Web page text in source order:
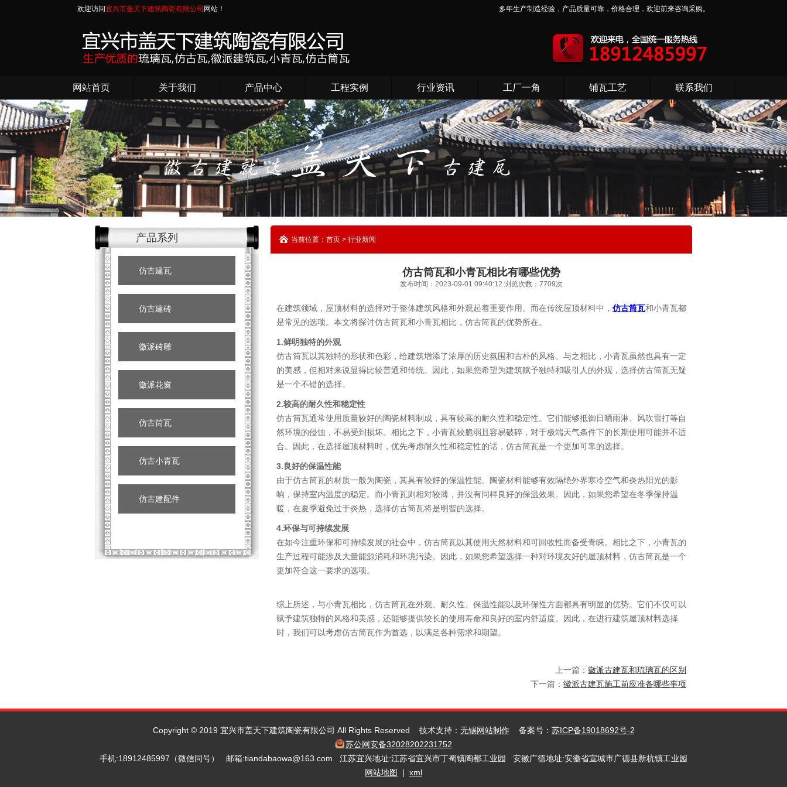
欢迎访问宜兴市盖天下建筑陶瓷有限公司 网站！ 多年生产制造经验，产品质量可靠，价格合理，欢迎前来咨询采购。
网站首页 关于我们 产品中心 工程实例 行业资讯 工厂一角 铺瓦工艺 联系我们
产品系列
仿古建瓦
仿古建砖
徽派砖雕
徽派花窗
仿古筒瓦
仿古小青瓦
仿古建配件
当前位置：首页 > 行业新闻
仿古筒瓦和小青瓦相比有哪些优势
发布时间：2023-09-01 09:40:12 浏览次数：7709次
在建筑领域，屋顶材料的选择对于整体建筑风格和外观起着重要作用。而在传统屋顶材料中， 仿古筒瓦和小青瓦都
是常见的选项。本文将探讨仿古筒瓦和小青瓦相比，仿古筒瓦的优势所在。
1.鲜明独特的外观
仿古筒瓦以其独特的形状和色彩，给建筑增添了浓厚的历史氛围和古朴的风格。与之相比，小青瓦虽然也具有一定
的美感，但相对来说显得比较普通和传统。因此，如果您希望为建筑赋予独特和吸引人的外观，选择仿古筒瓦无疑
是一个不错的选择。
2.较高的耐久性和稳定性
仿古筒瓦通常使用质量较好的陶瓷材料制成，具有较高的耐久性和稳定性。它们能够抵御日晒雨淋、风吹雪打等自
然环境的侵蚀，不易受到损坏。相比之下，小青瓦较脆弱且容易破碎，对于极端天气条件下的长期使用可能并不适
合。因此，在选择屋顶材料时，优先考虑耐久性和稳定性的话，仿古筒瓦是一个更加可靠的选择。
3.良好的保温性能
由于仿古筒瓦的材质一般为陶瓷，其具有较好的保温性能。陶瓷材料能够有效隔绝外界寒冷空气和炎热阳光的影
响，保持室内温度的稳定。而小青瓦则相对较薄，并没有同样良好的保温效果。因此，如果您希望在冬季保持温
暖，在夏季避免过于炎热，选择仿古筒瓦将是明智的选择。
4.环保与可持续发展
在如今注重环保和可持续发展的社会中，仿古筒瓦以其使用天然材料和可回收性而备受青睐。相比之下，小青瓦的
生产过程可能涉及大量能源消耗和环境污染。因此，如果您希望选择一种对环境友好的屋顶材料，仿古筒瓦是一个
更加符合这一要求的选项。
综上所述，与小青瓦相比，仿古筒瓦在外观、耐久性、保温性能以及环保性方面都具有明显的优势。它们不仅可以
赋予建筑独特的风格和美感，还能够提供较长的使用寿命和良好的室内舒适度。因此，在进行建筑屋顶材料选择
时，我们可以考虑仿古筒瓦作为首选，以满足各种需求和期望。
上一篇： 徽派古建瓦和琉璃瓦的区别
下一篇： 徽派古建瓦施工前应准备哪些事项
Copyright © 2019 宜兴市盖天下建筑陶瓷有限公司 All Rights Reserved 技术支持： 无锡网站制作备案号： 苏ICP备19018692号-2
苏公网安备32028202231752
手机:18912485997（微信同号） 邮箱:tiandabaowa@163.com 江苏宜兴地址:江苏省宜兴市丁蜀镇陶都工业园 安徽广德地址:安徽省宣城市广德县新杭镇工业园
网站地图
| xml